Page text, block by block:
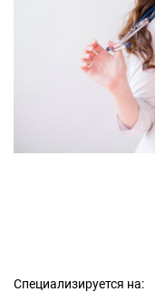
Специализируется на: